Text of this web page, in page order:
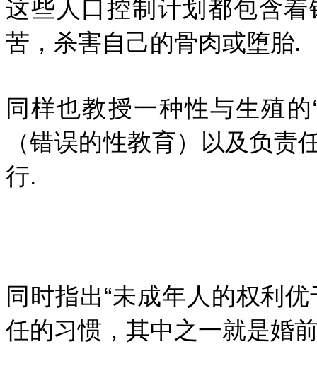
这些人口控制计划都包含
苦，杀害自己的骨肉或堕胎.
同样也教授一种性与生殖
（错误的性教育）以及负
行.
同时指出“未成年人的权利
任的习惯，其中之一就是婚